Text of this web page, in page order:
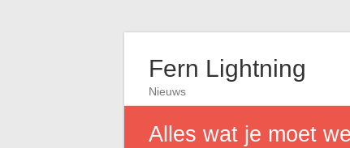
Fern Lightning
Nieuws
Alles wat je moet